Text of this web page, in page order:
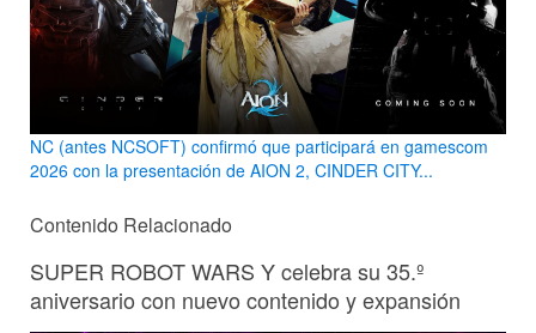
NC (antes NCSOFT) confirmó que participará en gamescom
2026 con la presentación de AION 2, CINDER CITY...
Contenido Relacionado
SUPER ROBOT WARS Y celebra su 35.º
aniversario con nuevo contenido y expansión